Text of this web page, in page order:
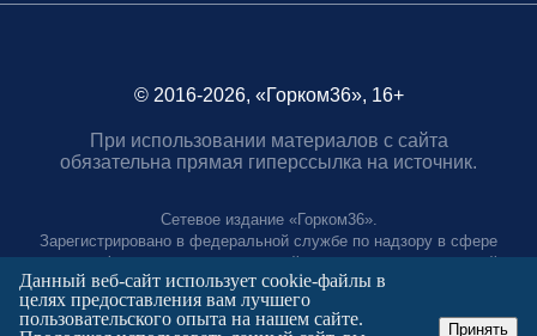
© 2016-2026, «Горком36», 16+
При использовании материалов с сайта
обязательна прямая гиперссылка на источник.
Сетевое издание «Горком36».
Зарегистрировано в федеральной службе по надзору в сфере
связи, информационных технологий и массовых коммуникаций.
Регистрационный номер ЭЛ № ФС77-88966 от 21 января 2025 г.
Учредитель: Муниципальное автономное учреждение "Агентство
городских коммуникаций"
Данный веб-сайт использует cookie-файлы в
целях предоставления вам лучшего
пользовательского опыта на нашем сайте.
Принять